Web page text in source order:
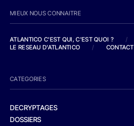
MIEUX NOUS CONNAITRE
ATLANTICO C'EST QUI, C'EST QUOI ?
/
LE RESEAU D'ATLANTICO
/ CONTACT
CATEGORIES
DECRYPTAGES
DOSSIERS